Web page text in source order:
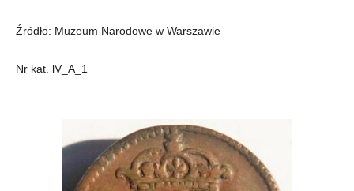
Źródło: Muzeum Narodowe w Warszawie
Nr kat. lV_A_1